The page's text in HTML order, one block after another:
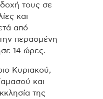
τους σε
και
από
περασμένη
14 ώρες.
Κυριακού,
και
της